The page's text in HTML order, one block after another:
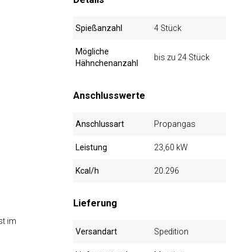
im
Spießanzahl 4 Stück
Mögliche
Hähnchenanzahl
bis zu 24 Stück
Anschlusswerte
Anschlussart Propangas
Leistung 23,60 kW
Kcal/h 20.296
Lieferung
Versandart Spedition